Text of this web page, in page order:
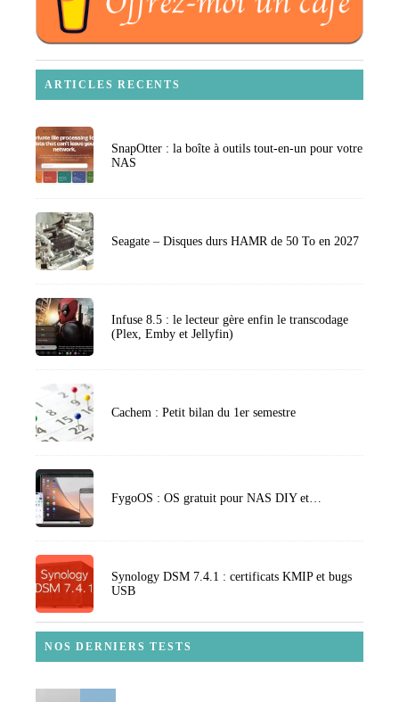
ARTICLES RECENTS
SnapOtter : la boîte à outils tout-en-un pour votre
NAS
Seagate – Disques durs HAMR de 50 To en 2027
Infuse 8.5 : le lecteur gère enfin le transcodage
(Plex, Emby et Jellyfin)
Cachem : Petit bilan du 1er semestre
FygoOS : OS gratuit pour NAS DIY et…
Synology DSM 7.4.1 : certificats KMIP et bugs
USB
NOS DERNIERS TESTS